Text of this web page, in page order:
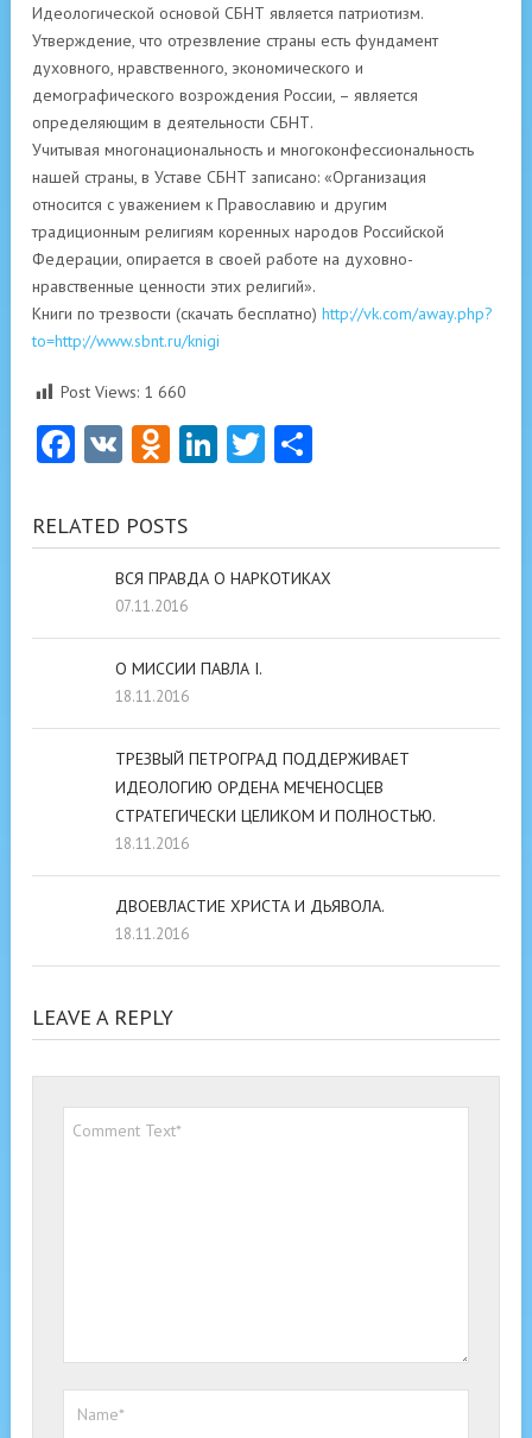
Идеологической основой СБНТ является патриотизм.
Утверждение, что отрезвление страны есть фундамент
духовного, нравственного, экономического и
демографического возрождения России, – является
определяющим в деятельности СБНТ.
Учитывая многонациональность и многоконфессиональность
нашей страны, в Уставе СБНТ записано: «Организация
относится с уважением к Православию и другим
традиционным религиям коренных народов Российской
Федерации, опирается в своей работе на духовно-
нравственные ценности этих религий».
Книги по трезвости (скачать бесплатно) http://vk.com/away.php?
to=http://www.sbnt.ru/knigi
Post Views: 1 660
Facebook
VK Odnoklassniki
LinkedIn
Twitter
RELATED POSTS
ВСЯ ПРАВДА О НАРКОТИКАХ
07.11.2016
О МИССИИ ПАВЛА I.
18.11.2016
ТРЕЗВЫЙ ПЕТРОГРАД ПОДДЕРЖИВАЕТ
ИДЕОЛОГИЮ ОРДЕНА МЕЧЕНОСЦЕВ
СТРАТЕГИЧЕСКИ ЦЕЛИКОМ И ПОЛНОСТЬЮ.
18.11.2016
ДВОЕВЛАСТИЕ ХРИСТА И ДЬЯВОЛА.
18.11.2016
LEAVE A REPLY